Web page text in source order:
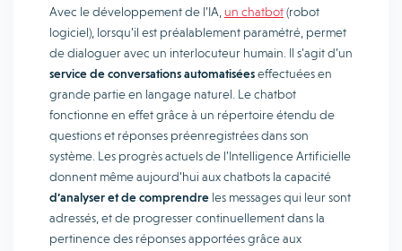
Avec le développement de l’IA, un chatbot(robot
logiciel), lorsqu’il est préalablement paramétré, permet
de dialoguer avec un interlocuteur humain. Il s’agit d’un
service de conversations automatiséeseffectuées en
grande partie en langage naturel. Le chatbot
fonctionne en effet grâce à un répertoire étendu de
questions et réponses préenregistrées dans son
système. Les progrès actuels de l’Intelligence Artificielle
donnent même aujourd’hui aux chatbots la capacité
d’analyser et de comprendre les messages qui leur sont
adressés, et de progresser continuellement dans la
pertinence des réponses apportées grâce aux